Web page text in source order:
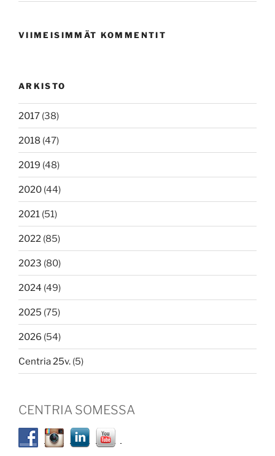
VIIMEISIMMÄT KOMMENTIT
ARKISTO
2017 (38)
2018 (47)
2019 (48)
2020 (44)
2021 (51)
2022 (85)
2023 (80)
2024 (49)
2025 (75)
2026 (54)
Centria 25v. (5)
CENTRIA SOMESSA